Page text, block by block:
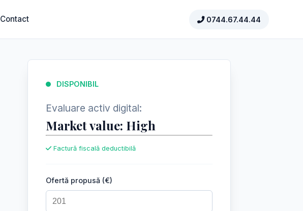
Contact 0744.67.44.44
DISPONIBIL
Evaluare activ digital:
Market value: High
Factură fiscală deductibilă
Ofertă propusă (€)